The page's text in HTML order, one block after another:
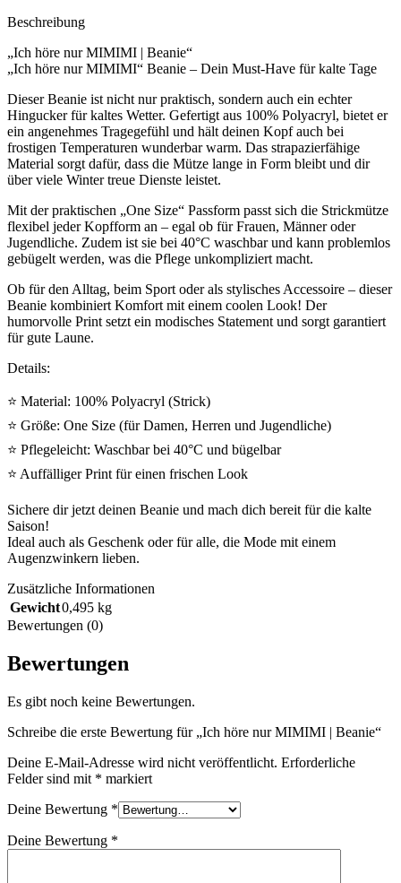
Beschreibung
„Ich höre nur MIMIMI | Beanie“
„Ich höre nur MIMIMI“ Beanie – Dein Must-Have für kalte Tage
Dieser Beanie ist nicht nur praktisch, sondern auch ein echter
Hingucker für kaltes Wetter. Gefertigt aus 100% Polyacryl, bietet er
ein angenehmes Tragegefühl und hält deinen Kopf auch bei
frostigen Temperaturen wunderbar warm. Das strapazierfähige
Material sorgt dafür, dass die Mütze lange in Form bleibt und dir
über viele Winter treue Dienste leistet.
Mit der praktischen „One Size“ Passform passt sich die Strickmütze
flexibel jeder Kopfform an – egal ob für Frauen, Männer oder
Jugendliche. Zudem ist sie bei 40°C waschbar und kann problemlos
gebügelt werden, was die Pflege unkompliziert macht.
Ob für den Alltag, beim Sport oder als stylisches Accessoire – dieser
Beanie kombiniert Komfort mit einem coolen Look! Der
humorvolle Print setzt ein modisches Statement und sorgt garantiert
für gute Laune.
Details:
⭐ Material: 100% Polyacryl (Strick)
⭐ Größe: One Size (für Damen, Herren und Jugendliche)
⭐ Pflegeleicht: Waschbar bei 40°C und bügelbar
⭐ Auffälliger Print für einen frischen Look
Sichere dir jetzt deinen Beanie und mach dich bereit für die kalte
Saison!
Ideal auch als Geschenk oder für alle, die Mode mit einem
Augenzwinkern lieben.
Zusätzliche Informationen
Gewicht0,495 kg
Bewertungen (0)
Bewertungen
Es gibt noch keine Bewertungen.
Schreibe die erste Bewertung für „Ich höre nur MIMIMI | Beanie“
Deine E-Mail-Adresse wird nicht veröffentlicht. Erforderliche
Felder sind mit * markiert
Deine Bewertung *
Deine Bewertung *